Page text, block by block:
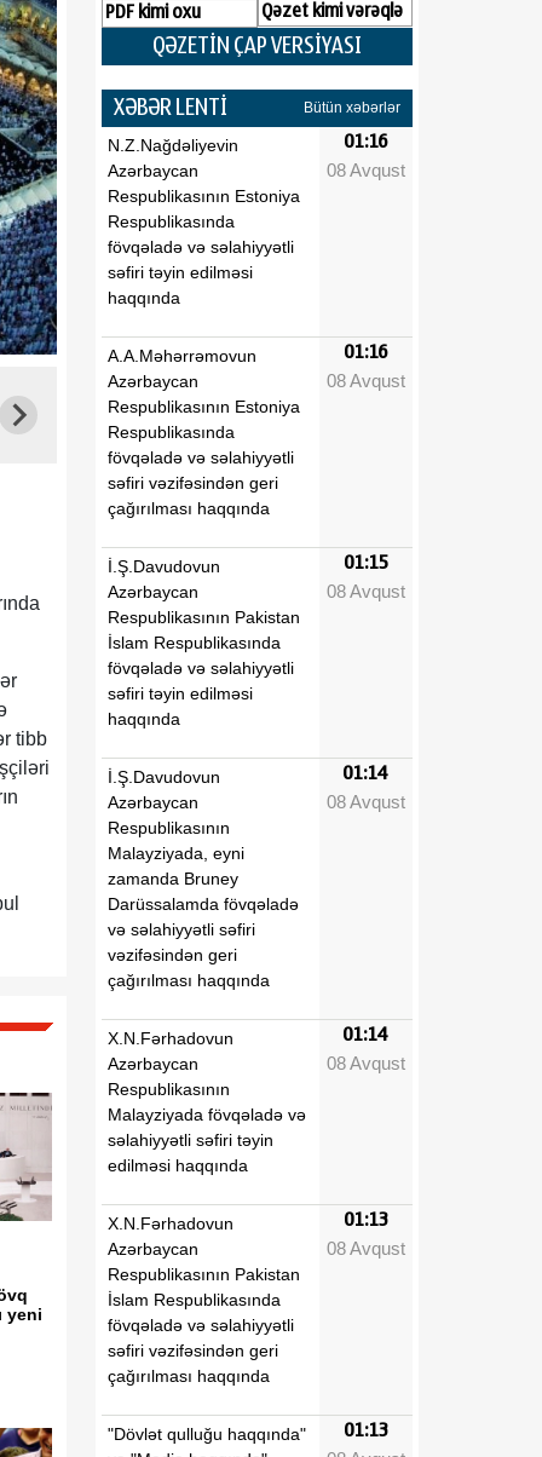
tibb
yeni
PDF kimi oxu Qəzet kimi vərəqlə
QƏZETİN ÇAP VERSİYASI
XƏBƏR LENTİ Bütün xəbərlər
N.Z.Nağdəliyevin
Azərbaycan
Respublikasının Estoniya
Respublikasında
fövqəladə və səlahiyyətli
səfiri təyin edilməsi
haqqında
01:16
08 Avqust
A.A.Məhərrəmovun
Azərbaycan
Respublikasının Estoniya
Respublikasında
fövqəladə və səlahiyyətli
səfiri vəzifəsindən geri
çağırılması haqqında
01:16
08 Avqust
İ.Ş.Davudovun
Azərbaycan
Respublikasının Pakistan
İslam Respublikasında
fövqəladə və səlahiyyətli
səfiri təyin edilməsi
haqqında
01:15
08 Avqust
İ.Ş.Davudovun
Azərbaycan
Respublikasının
Malayziyada, eyni
zamanda Bruney
Darüssalamda fövqəladə
və səlahiyyətli səfiri
vəzifəsindən geri
çağırılması haqqında
01:14
08 Avqust
X.N.Fərhadovun
Azərbaycan
Respublikasının
Malayziyada fövqəladə və
səlahiyyətli səfiri təyin
edilməsi haqqında
01:14
08 Avqust
X.N.Fərhadovun
Azərbaycan
Respublikasının Pakistan
İslam Respublikasında
fövqəladə və səlahiyyətli
səfiri vəzifəsindən geri
çağırılması haqqında
01:13
08 Avqust
"Dövlət qulluğu haqqında"
01:13